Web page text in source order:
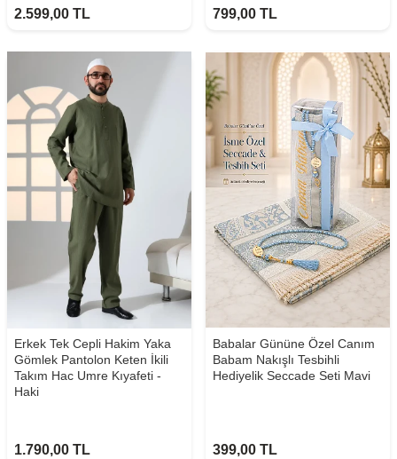
2.599,00 TL 799,00 TL
Erkek Tek Cepli Hakim Yaka
Gömlek Pantolon Keten İkili
Takım Hac Umre Kıyafeti -
Haki
1.790,00 TL
Babalar Gününe Özel Canım
Babam Nakışlı Tesbihli
Hediyelik Seccade Seti Mavi
399,00 TL